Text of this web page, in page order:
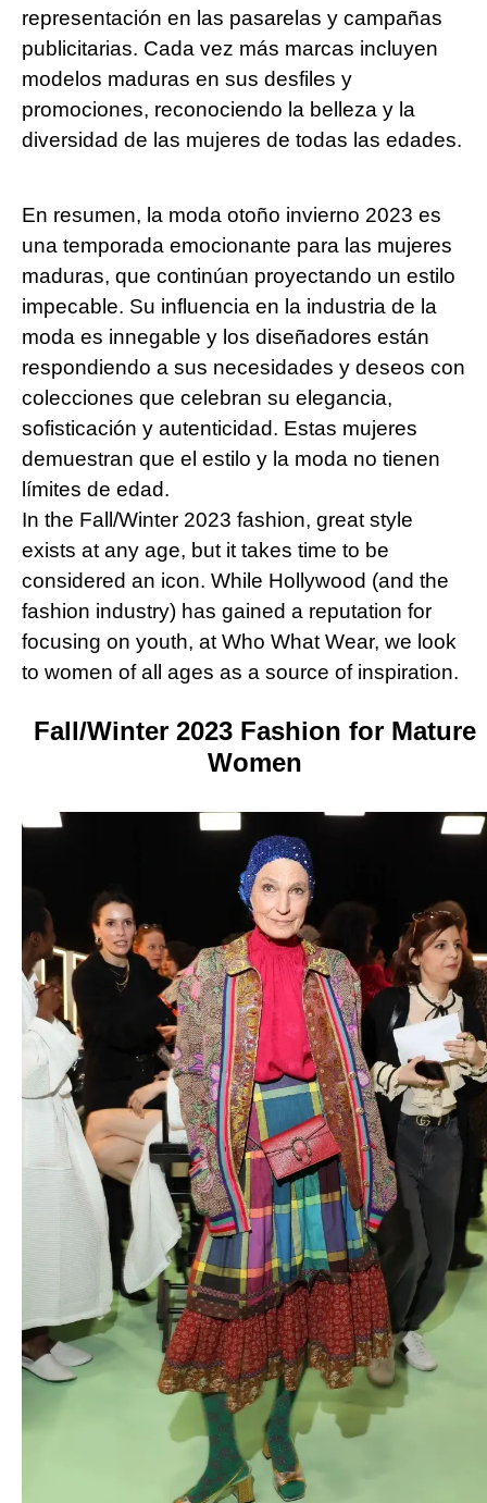
representación en las pasarelas y campañas
publicitarias. Cada vez más marcas incluyen
modelos maduras en sus desfiles y
promociones, reconociendo la belleza y la
diversidad de las mujeres de todas las edades.
En resumen, la moda otoño invierno 2023 es
una temporada emocionante para las mujeres
maduras, que continúan proyectando un estilo
impecable. Su influencia en la industria de la
moda es innegable y los diseñadores están
respondiendo a sus necesidades y deseos con
colecciones que celebran su elegancia,
sofisticación y autenticidad. Estas mujeres
demuestran que el estilo y la moda no tienen
límites de edad.
In the Fall/Winter 2023 fashion, great style
exists at any age, but it takes time to be
considered an icon. While Hollywood (and the
fashion industry) has gained a reputation for
focusing on youth, at Who What Wear, we look
to women of all ages as a source of inspiration.
Fall/Winter 2023 Fashion for Mature
Women